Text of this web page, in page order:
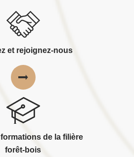
et rejoignez-nous
formations de la filière
forêt-bois